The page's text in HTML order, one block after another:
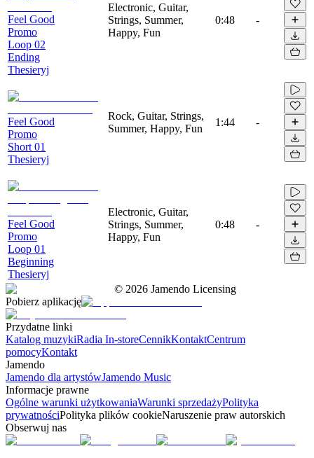
Feel Good
Promo
Loop 02
Ending
Thesieryj
Electronic, Guitar,
Strings, Summer,
Happy, Fun
0:48 -
Feel Good
Promo
Short 01
Thesieryj
Rock, Guitar, Strings,
Summer, Happy, Fun
1:44 -
Feel Good
Promo
Loop 01
Beginning
Thesieryj
Electronic, Guitar,
Strings, Summer,
Happy, Fun
0:48 -
© 2026 Jamendo Licensing
Pobierz aplikację
Przydatne linki
Katalog muzykiRadia In-storeCennikKontaktCentrum
pomocyKontakt
Jamendo
Jamendo dla artystówJamendo Music
Informacje prawne
Ogólne warunki użytkowaniaWarunki sprzedażyPolityka
prywatnościPolityka plików cookieNaruszenie praw autorskich
Obserwuj nas